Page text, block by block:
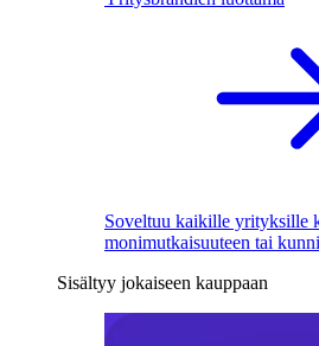
Soveltuu kaikille yrityksille
monimutkaisuuteen tai
Sisältyy jokaiseen kauppaan